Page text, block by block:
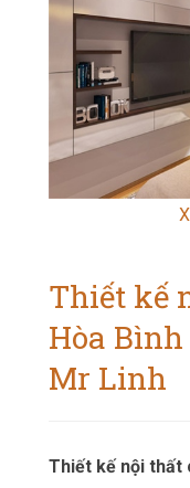
Thiết kế
Hòa Bình
Mr Linh
Thiết kế nội thất